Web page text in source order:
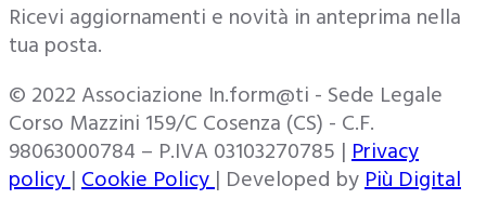
Ricevi aggiornamenti e novità in anteprima nella
tua posta.
© 2022 Associazione In.form@ti - Sede Legale
Corso Mazzini 159/C Cosenza (CS) - C.F.
98063000784 – P.IVA 03103270785 |Privacy
policy|Cookie Policy| Developed byPiù Digital